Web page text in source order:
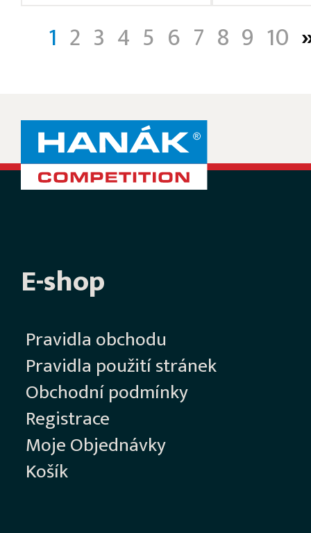
1 2 3 4 5 6 7 8 9 10
E-shop
Pravidla obchodu
Pravidla použití stránek
Obchodní podmínky
Registrace
Moje Objednávky
Košík